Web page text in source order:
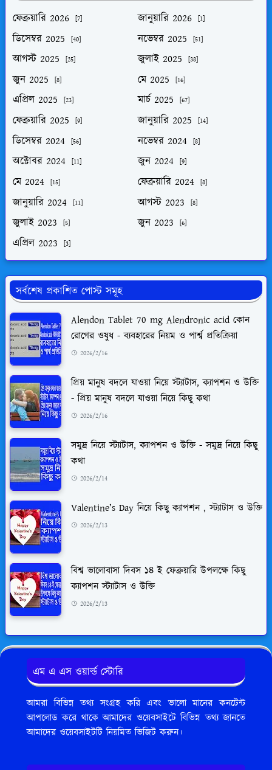
ফেব্রুয়ারি 2026
[7] জানুয়ারি 2026 [1]
ডিসেম্বর 2025 [40] নভেম্বর 2025 [51]
আগস্ট 2025 [25] জুলাই 2025 [38]
জুন 2025 [8] মে 2025 [16]
এপ্রিল 2025 [23] মার্চ 2025 [67]
ফেব্রুয়ারি 2025 [9] জানুয়ারি 2025 [14]
ডিসেম্বর 2024 [56] নভেম্বর 2024 [8]
অক্টোবর 2024 [11] জুন 2024 [9]
মে 2024 [15] ফেব্রুয়ারি 2024 [8]
জানুয়ারি 2024 [11] আগস্ট 2023 [8]
জুলাই 2023 [5] জুন 2023 [6]
এপ্রিল 2023 [3]
সর্বশেষ প্রকাশিত পোস্ট সমূহ
Alendon Tablet 70 mg Alendronic acid কোন
রোগের ওষুধ - ব্যবহারের নিয়ম ও পার্শ্ব প্রতিক্রিয়া
2026/2/16
প্রিয় মানুষ বদলে যাওয়া নিয়ে স্ট্যাটাস, ক্যাপশন ও উক্তি
- প্রিয় মানুষ বদলে যাওয়া নিয়ে কিছু কথা
2026/2/16
সমুদ্র নিয়ে স্ট্যাটাস, ক্যাপশন ও উক্তি - সমুদ্র নিয়ে কিছু
কথা
2026/2/14
Valentine’s Day নিয়ে কিছু ক্যাপশন , স্ট্যাটাস ও উক্তি
2026/2/13
বিশ্ব ভালোবাসা দিবস ১৪ ই ফেব্রুয়ারি উপলক্ষে কিছু
ক্যাপশন স্ট্যাটাস ও উক্তি
2026/2/13
এম এ এস ওয়ার্ল্ড স্টোরি
আমরা বিভিন্ন তথ্য সংগ্রহ করি এবং ভালো মানের কনটেন্ট
আপলোড করে থাকে আমাদের ওয়েবসাইটে বিভিন্ন তথ্য জানতে
আমাদের ওয়েবসাইটটি নিয়মিত ভিজিট করুন।